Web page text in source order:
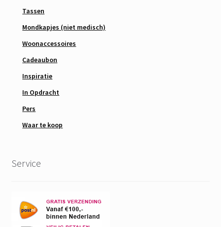
Tassen
Mondkapjes (niet medisch)
Woonaccessoires
Cadeaubon
Inspiratie
In Opdracht
Pers
Waar te koop
Service